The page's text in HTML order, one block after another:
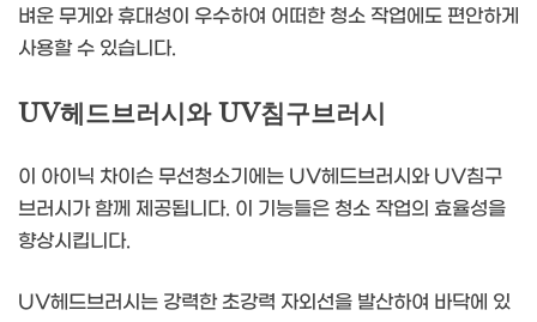
벼운 무게와 휴대성이 우수하여 어떠한 청소 작업에도 편안하게
사용할 수 있습니다.
UV헤드브러시와 UV침구브러시
이 아이닉 차이슨 무선청소기에는 UV헤드브러시와 UV침구
브러시가 함께 제공됩니다. 이 기능들은 청소 작업의 효율성을
향상시킵니다.
UV헤드브러시는 강력한 초강력 자외선을 발산하여 바닥에 있